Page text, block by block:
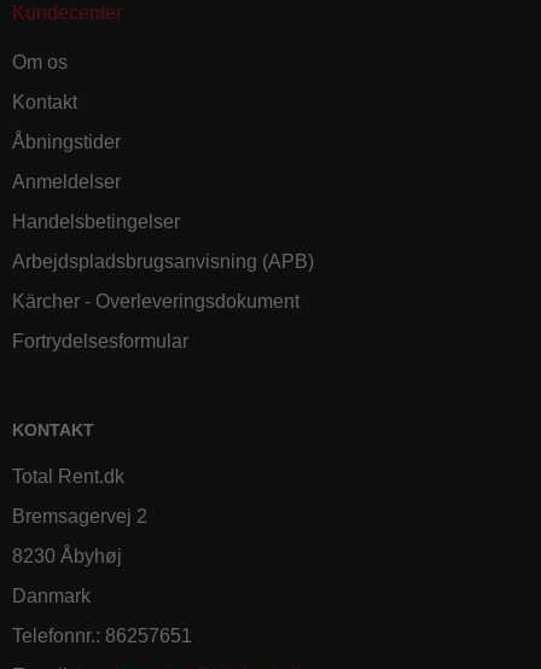
Kundecenter
Om os
Kontakt
Åbningstider
Anmeldelser
Handelsbetingelser
Arbejdspladsbrugsanvisning (APB)
Kärcher - Overleveringsdokument
Fortrydelsesformular
KONTAKT
Total Rent.dk
Bremsagervej 2
8230 Åbyhøj
Danmark
Telefonnr.: 86257651